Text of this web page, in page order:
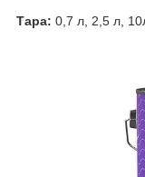
Тара: 0,7 л, 2,5 л,